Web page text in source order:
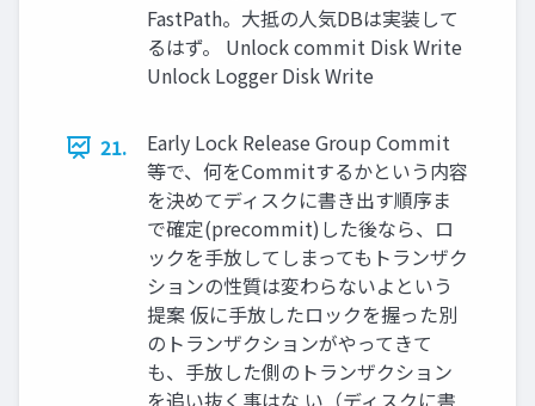
FastPath。大抵の人気DBは実装して
るはず。 Unlock commit Disk Write
Unlock Logger Disk Write
21.
Early Lock Release Group Commit
等で、何をCommitするかという内容
を決めてディスクに書き出す順序ま
で確定(precommit)した後なら、ロ
ックを手放してしまってもトランザク
ションの性質は変わらないよという
提案 仮に手放したロックを握った別
のトランザクションがやってきて
も、手放した側のトランザクション
を追い抜く事はな い（ディスクに書